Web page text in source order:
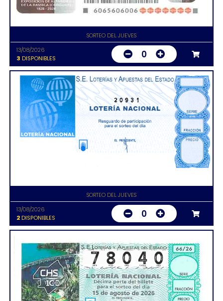
SORTEO DEL JUEVES
13/08/2026
3 DISPONIBLES 0
20931
SORTEO DEL JUEVES
13/08/2026
2DISPONIBLES 0